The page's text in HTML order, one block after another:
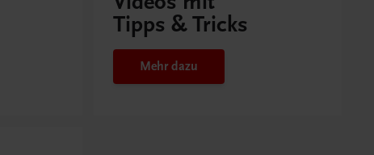
Tipps & Tricks
Mehr dazu